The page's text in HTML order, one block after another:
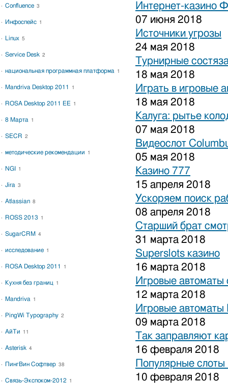
Интернет-казино
07 июня 2018
Источники угрозы
24 мая 2018
Турнирные
18 мая 2018
Играть в игровые
18 мая 2018
Калуга: рытье
07 мая 2018
Видеослот
05 мая 2018
Казино 777
15 апреля 2018
Ускоряем поиск
08 апреля 2018
Старший брат
31 марта 2018
Superslots казино
16 марта 2018
Игровые автоматы
12 марта 2018
Игровые автоматы
09 марта 2018
Так заправляют
16 февраля 2018
Популярные слоты
10 февраля 2018
Confluence 3
Инфоспейс 1
Linux 5
Service Desk 2
национальная программная платформа 1
Mandriva Desktop 2011 1
ROSA Desktop 2011 EE 1
8 Марта 1
SECR 2
методические рекомендации 1
NGI 1
Jira 3
Atlassian 8
ROSS 2013 1
SugarCRM 4
исследование 1
ROSA Desktop 2011 1
Кухня без границ 1
Mandriva 1
PingWi Typography 2
АйТи 11
Asterisk 4
ПингВин Софтвер 38
Связь-Экспоком-2012 1